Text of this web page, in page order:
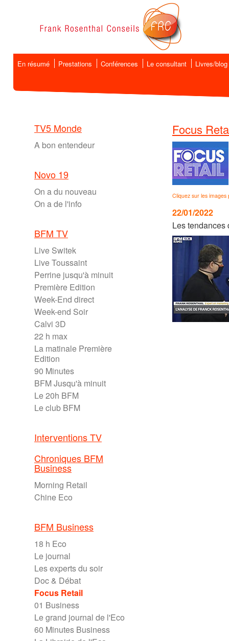
En résumé Prestations Conférences Le consultant Livres/blog
TV5 Monde
A bon entendeur
Novo 19
On a du nouveau
On a de l'info
BFM TV
Live Switek
Live Toussaint
Perrine jusqu'à minuit
Première Edition
Week-End direct
Week-end Soir
Calvi 3D
22 h max
La matinale Première
Edition
90 Minutes
BFM Jusqu'à minuit
Le 20h BFM
Le club BFM
Interventions TV
Chroniques BFM
Business
Morning Retail
Chine Eco
BFM Business
18 h Eco
Le journal
Les experts du soir
Doc & Débat
Focus Retail
01 Business
Le grand journal de l'Eco
60 Minutes Business
Focus
Cliquez sur les images
22/01/2022
Les